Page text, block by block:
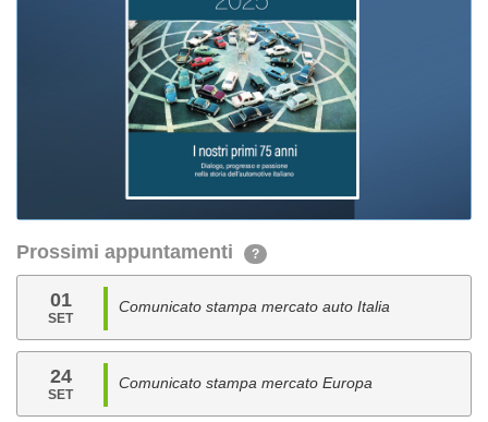
Prossimi appuntamenti ?
01
SET
Comunicato stampa mercato auto Italia
24
SET
Comunicato stampa mercato Europa